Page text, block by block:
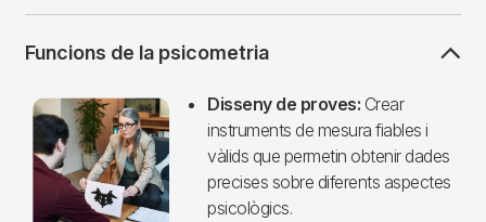
Funcions de la psicometria
Imagen Disseny de proves: Crear
instruments de mesura fiables i
vàlids que permetin obtenir dades
precises sobre diferents aspectes
psicològics.